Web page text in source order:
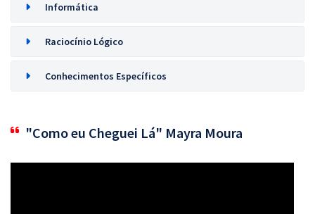
Informática
Raciocínio Lógico
Conhecimentos Específicos
"Como eu Cheguei Lá" Mayra Moura